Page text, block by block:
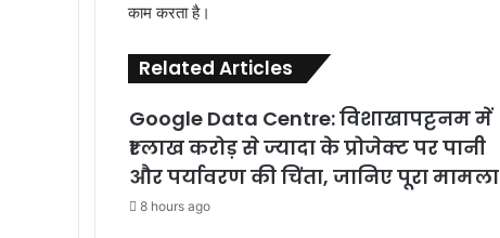
काम करता है।
Related Articles
Google Data Centre: विशाखापट्टनम में
₹1 लाख करोड़ से ज्यादा के प्रोजेक्ट पर पानी
और पर्यावरण की चिंता, जानिए पूरा मामला
8 hours ago